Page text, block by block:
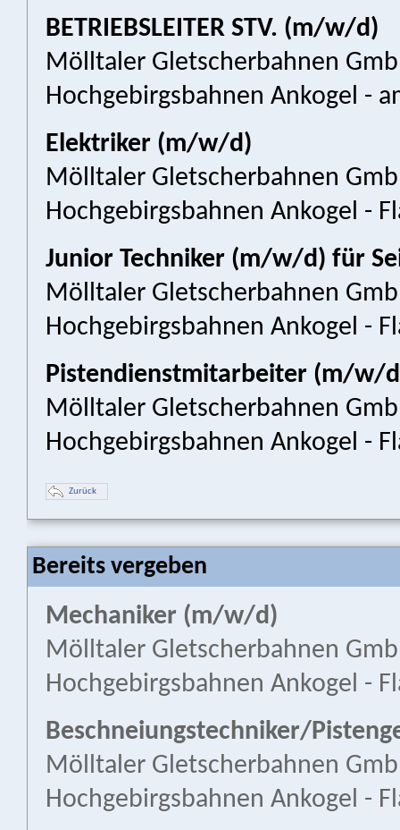
BETRIEBSLEITER STV. (m/w/d)
Mölltaler Gletscherbahnen
Hochgebirgsbahnen Ankogel -
Elektriker (m/w/d)
Mölltaler Gletscherbahnen
Hochgebirgsbahnen Ankogel -
Junior Techniker (m/w/d) für
Mölltaler Gletscherbahnen
Hochgebirgsbahnen Ankogel -
Pistendienstmitarbeiter (m/w/
Mölltaler Gletscherbahnen
Hochgebirgsbahnen Ankogel -
Zurück
Bereits vergeben
Mechaniker (m/w/d)
Mölltaler Gletscherbahnen
Hochgebirgsbahnen Ankogel -
Beschneiungstechniker/
Mölltaler Gletscherbahnen
Hochgebirgsbahnen Ankogel -